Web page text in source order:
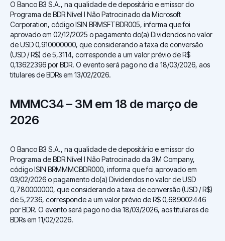
O Banco B3 S.A., na qualidade de depositário e emissor do
Programa de BDR Nível I Não Patrocinado da Microsoft
Corporation, código ISIN BRMSFTBDR005, informa que foi
aprovado em 02/12/2025 o pagamento do(a) Dividendos no valor
de USD 0,910000000, que considerando a taxa de conversão
(USD / R$) de 5,3114, corresponde a um valor prévio de R$
0,13622396 por BDR. O evento será pago no dia 18/03/2026, aos
titulares de BDRs em 13/02/2026.
MMMC34 – 3M em 18 de março de
2026
O Banco B3 S.A., na qualidade de depositário e emissor do
Programa de BDR Nível I Não Patrocinado da 3M Company,
código ISIN BRMMMCBDR000, informa que foi aprovado em
03/02/2026 o pagamento do(a) Dividendos no valor de USD
0,780000000, que considerando a taxa de conversão (USD / R$)
de 5,2236, corresponde a um valor prévio de R$ 0,689002446
por BDR. O evento será pago no dia 18/03/2026, aos titulares de
BDRs em 11/02/2026.